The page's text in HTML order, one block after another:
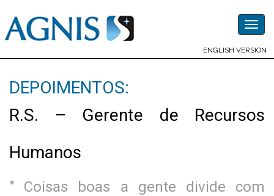
ENGLISH VERSION
DEPOIMENTOS:
R.S. – Gerente de Recursos
Humanos
" Coisas boas a gente divide com